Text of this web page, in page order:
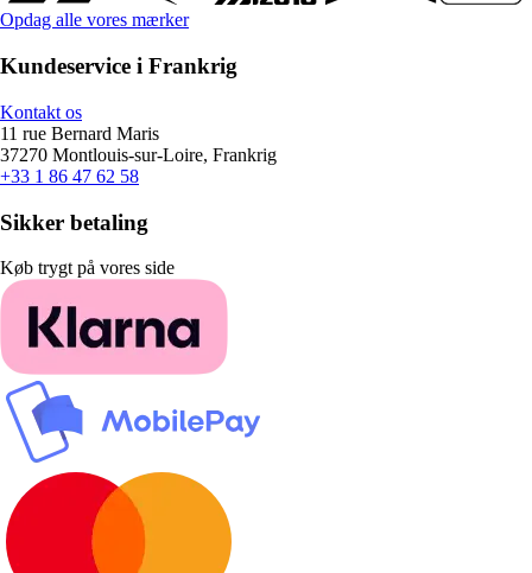
Opdag alle vores mærker
Kundeservice i Frankrig
Kontakt os
11 rue Bernard Maris
37270 Montlouis-sur-Loire, Frankrig
+33 1 86 47 62 58
Sikker betaling
Køb trygt på vores side